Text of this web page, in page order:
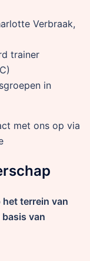
Verbraak,
trainer
in
met ons op via
terrein van
van